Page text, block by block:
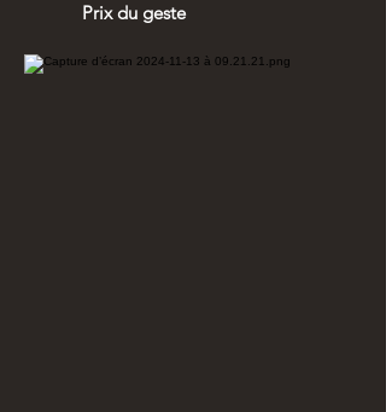
Prix du geste